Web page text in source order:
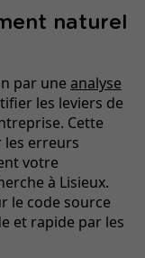
naturel
par une analyse
les leviers de
Cette
erreurs
votre
à Lisieux.
le code source
et rapide par les